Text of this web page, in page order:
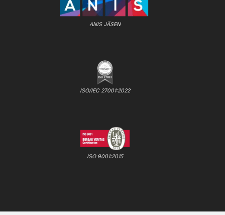
ANIS JÄSEN
ISO/IEC 27001:2022
ISO 9001:2015